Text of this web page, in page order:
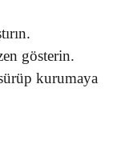
gösterin.
kurumaya